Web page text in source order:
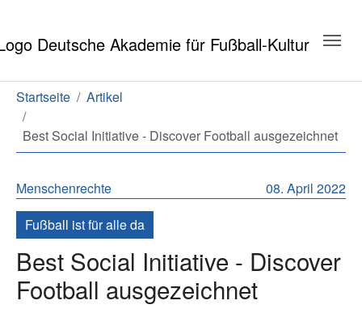
Sie sind hier:
Startseite Artikel
Best Social Initiative - Discover Football ausgezeichnet
08. April 2022
Menschenrechte
Fußball ist für alle da
Best Social Initiative - Discover
Football ausgezeichnet